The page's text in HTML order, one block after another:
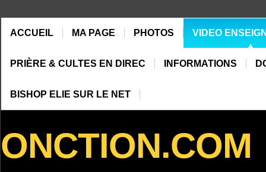
ACCUEIL MA PAGE PHOTOS VIDEO
PRIÈRE & CULTES EN DIREC INFORMATIONS
BISHOP ELIE SUR LE NET
ONCTION.COM